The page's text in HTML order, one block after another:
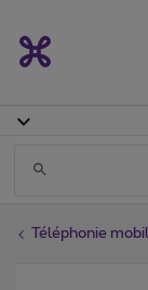
Téléphonie